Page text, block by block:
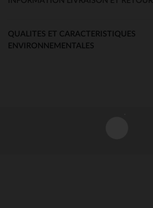
QUALITES ET CARACTERISTIQUES
ENVIRONNEMENTALES